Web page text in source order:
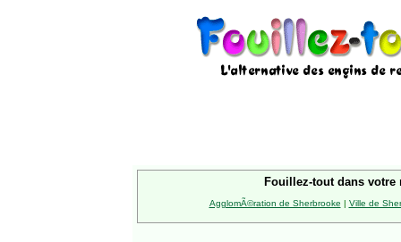
Fouillez-tout dans votre
AgglomÃ©ration de Sherbrooke | Ville de